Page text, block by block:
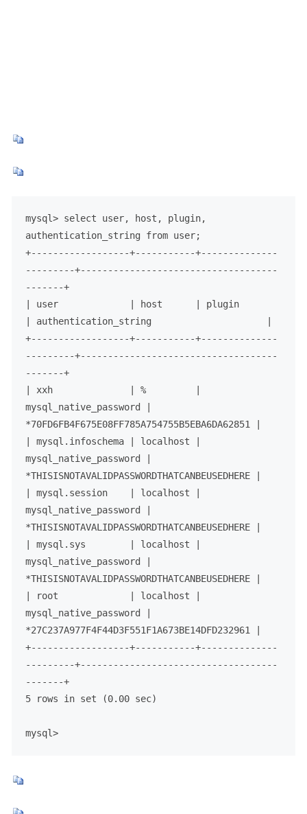
mysql> select user, host, plugin,
authentication_string from user;
+------------------+-----------+--------------
---------+------------------------------------
-------+
| user             | host      | plugin
| authentication_string                     |
+------------------+-----------+--------------
---------+------------------------------------
-------+
| xxh              | %         |
mysql_native_password |
*70FD6FB4F675E08FF785A754755B5EBA6DA62851 |
| mysql.infoschema | localhost |
mysql_native_password |
*THISISNOTAVALIDPASSWORDTHATCANBEUSEDHERE |
| mysql.session    | localhost |
mysql_native_password |
*THISISNOTAVALIDPASSWORDTHATCANBEUSEDHERE |
| mysql.sys        | localhost |
mysql_native_password |
*THISISNOTAVALIDPASSWORDTHATCANBEUSEDHERE |
| root             | localhost |
mysql_native_password |
*27C237A977F4F44D3F551F1A673BE14DFD232961 |
+------------------+-----------+--------------
---------+------------------------------------
-------+
5 rows in set (0.00 sec)
mysql>